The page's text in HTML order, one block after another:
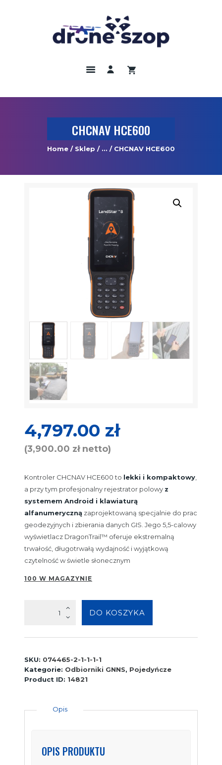
CHCNAV HCE600
Home Sklep ... CHCNAV HCE600
KAMERY TERMOWIZYJNE
UBEZPIECZENIA
REGULAMIN
4,797.00 zł
(3,900.00 złnetto)
Kontroler CHCNAV HCE600 to lekki i kompaktowy
a przy tym profesjonalny rejestrator polowy z
systemem Android i klawiaturą
alfanumeryczną zaprojektowaną specjalnie do prac
geodezyjnych i zbierania danych GIS. Jego 5,5-calowy
wyświetlacz DragonTrail™ oferuje ekstremalną
trwałość, długotrwałą wydajność i wyjątkową
czytelność w świetle słonecznym
100 W MAGAZYNIE
DO KOSZYKA
SKU: 074465-2-1-1-1-1
Kategorie: Odbiorniki GNNS, Pojedyńcze
Product ID: 14821
Opis
OPIS PRODUKTU